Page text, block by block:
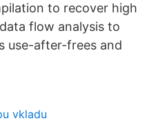
to recover high
flow analysis to
use-after-frees and
vkladu